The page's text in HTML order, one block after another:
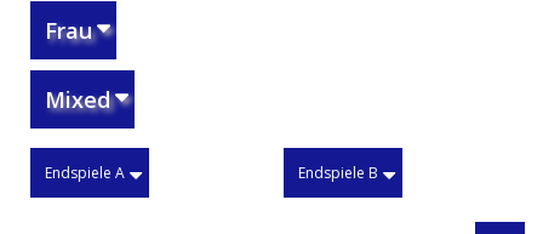
Frau
Mixed
Endspiele A Endspiele B